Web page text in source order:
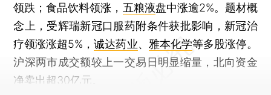
领跌；食品饮料领涨， 五粮液盘中涨逾2%。题材概
念上，受辉瑞新冠口服药附条件获批影响，新冠治
疗领涨涨超5%，诚达药业、 雅本化学等多股涨停。
沪深两市成交额较上一交易日明显缩量，北向资金
净卖出超30亿元。